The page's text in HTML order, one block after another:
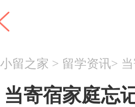
小留之家 > 留学资讯>
当寄宿家庭忘